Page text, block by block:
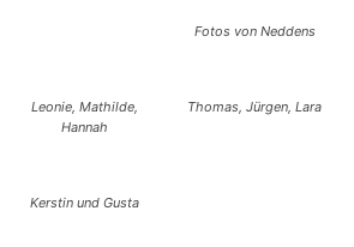
Fotos von Neddens
Leonie, Mathilde,
Hannah
Thomas, Jürgen, Lara
Kerstin und Gusta